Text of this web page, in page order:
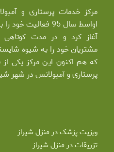
مرکز خدمات پرستاری و
اواسط سال 95
آغاز کرد و در مدت کوتاهی
مشتریان خود را به شیوه
که هم اکنون این مرکز یکی از
پرستاری و آمبولانس در شهر
ویزیت پزشک در منزل شیراز
تزریقات در منزل شیراز